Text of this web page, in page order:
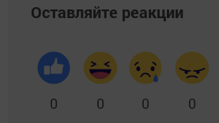
Оставляйте реакции
0 0 0 0